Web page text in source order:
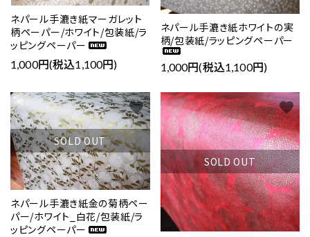
ネパール手漉き紙マーガレット
柄ペーパー/ホワイト/包装紙/ラ
ッピングペーパー
1,000円(税込1,100円)
ネパール手漉き紙ホワイトの実
柄/包装紙/ラッピングペーパー
1,000円(税込1,100円)
SOLD OUT
ネパール手漉き紙金の菊柄ペー
パー/ホワイト_白花/包装紙/ラ
ッピングペーパー
favorite
SOLD OUT
favorite